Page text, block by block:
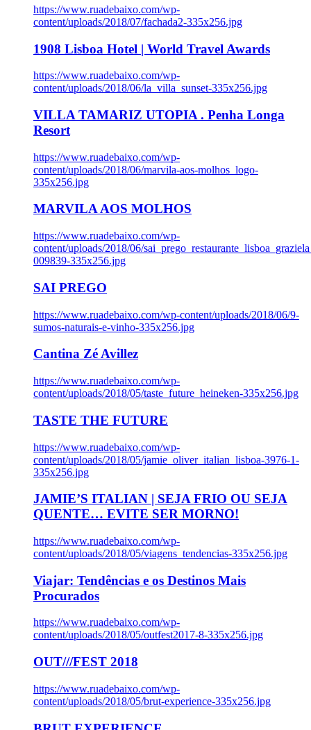
https://www.ruadebaixo.com/wp-
content/uploads/2018/07/fachada2-335x256.jpg
1908 Lisboa Hotel | World Travel Awards
https://www.ruadebaixo.com/wp-
content/uploads/2018/06/la_villa_sunset-335x256.jpg
VILLA TAMARIZ UTOPIA . Penha Longa
Resort
https://www.ruadebaixo.com/wp-
content/uploads/2018/06/marvila-aos-molhos_logo-
335x256.jpg
MARVILA AOS MOLHOS
https://www.ruadebaixo.com/wp-
content/uploads/2018/06/
009839-335x256.jpg
SAI PREGO
https://www.ruadebaixo.com/wp-content/uploads/2018/06/9-
sumos-naturais-e-vinho-335x256.jpg
Cantina Zé Avillez
https://www.ruadebaixo.com/wp-
content/uploads/2018/05/taste_future_heineken-335x256.jpg
TASTE THE FUTURE
https://www.ruadebaixo.com/wp-
content/uploads/2018/05/jamie_oliver_italian_lisboa-3976-1-
335x256.jpg
JAMIE’S ITALIAN | SEJA FRIO OU SEJA
QUENTE… EVITE SER MORNO!
https://www.ruadebaixo.com/wp-
content/uploads/2018/05/viagens_tendencias-335x256.jpg
Viajar: Tendências e os Destinos Mais
Procurados
https://www.ruadebaixo.com/wp-
content/uploads/2018/05/outfest2017-8-335x256.jpg
OUT///FEST 2018
https://www.ruadebaixo.com/wp-
content/uploads/2018/05/brut-experience-335x256.jpg